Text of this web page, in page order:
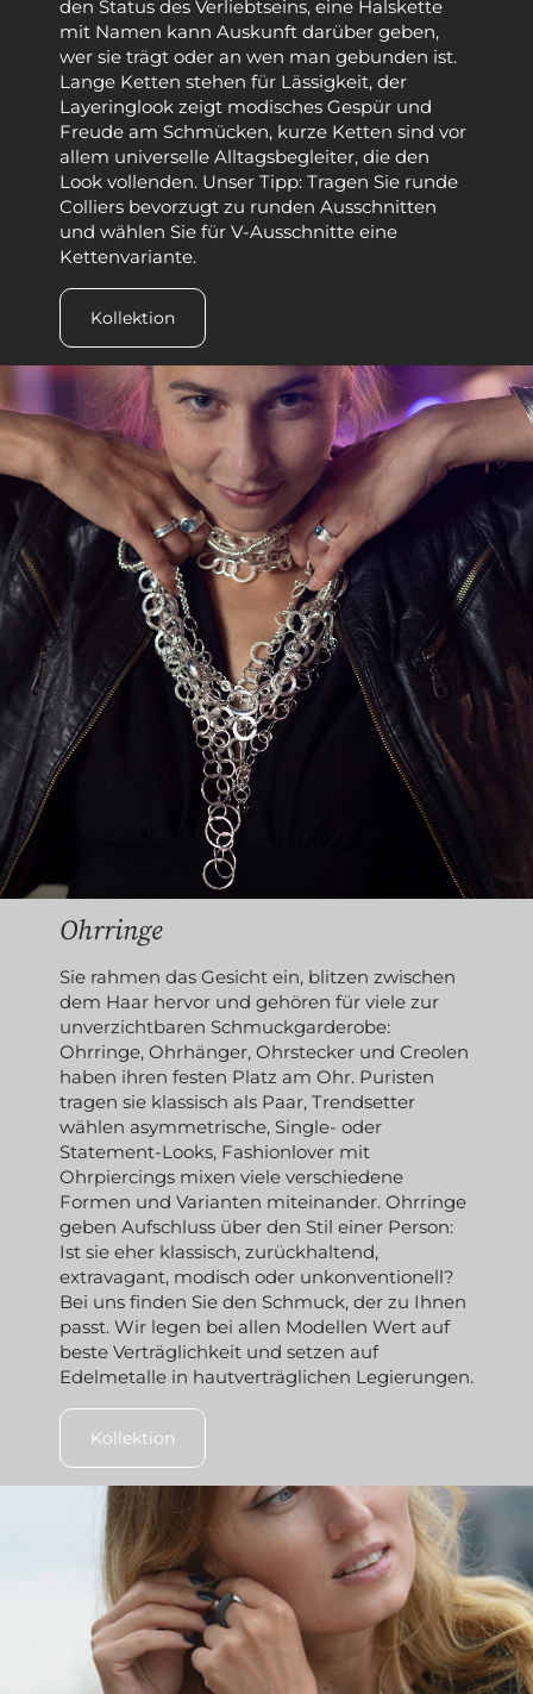
den Status des Verliebtseins, eine Halskette
mit Namen kann Auskunft darüber geben,
wer sie trägt oder an wen man gebunden ist.
Lange Ketten stehen für Lässigkeit, der
Layeringlook zeigt modisches Gespür und
Freude am Schmücken, kurze Ketten sind vor
allem universelle Alltagsbegleiter, die den
Look vollenden. Unser Tipp: Tragen Sie runde
Colliers bevorzugt zu runden Ausschnitten
und wählen Sie für V-Ausschnitte eine
Kettenvariante.
Kollektion
Ohrringe
Sie rahmen das Gesicht ein, blitzen zwischen
dem Haar hervor und gehören für viele zur
unverzichtbaren Schmuckgarderobe:
Ohrringe, Ohrhänger, Ohrstecker und Creolen
haben ihren festen Platz am Ohr. Puristen
tragen sie klassisch als Paar, Trendsetter
wählen asymmetrische, Single- oder
Statement-Looks, Fashionlover mit
Ohrpiercings mixen viele verschiedene
Formen und Varianten miteinander. Ohrringe
geben Aufschluss über den Stil einer Person:
Ist sie eher klassisch, zurückhaltend,
extravagant, modisch oder unkonventionell?
Bei uns finden Sie den Schmuck, der zu Ihnen
passt. Wir legen bei allen Modellen Wert auf
beste Verträglichkeit und setzen auf
Edelmetalle in hautverträglichen Legierungen.
Kollektion